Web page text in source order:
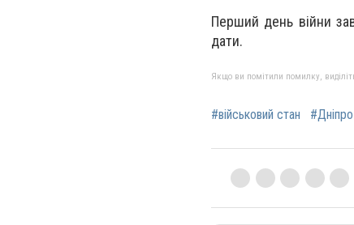
Перший день війни
дати.
Якщо ви помітили помилку,
#військовий стан #Дніпро